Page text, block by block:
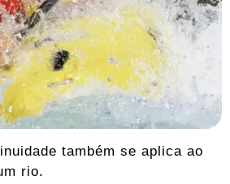
também se aplica ao
rio.